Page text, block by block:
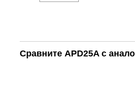
Сравните APD25A с